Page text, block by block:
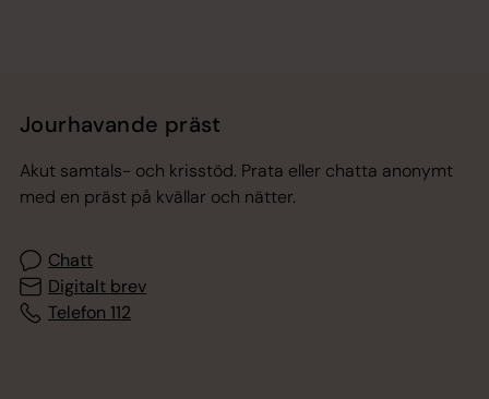
Jourhavande präst
Akut samtals- och krisstöd. Prata eller chatta anonymt
med en präst på kvällar och nätter.
Chatt
Digitalt brev
Telefon 112